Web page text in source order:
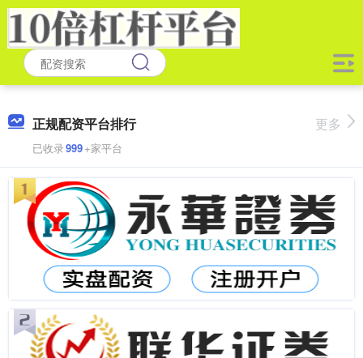
正规配资平台排行
已收录999+家平台
更多